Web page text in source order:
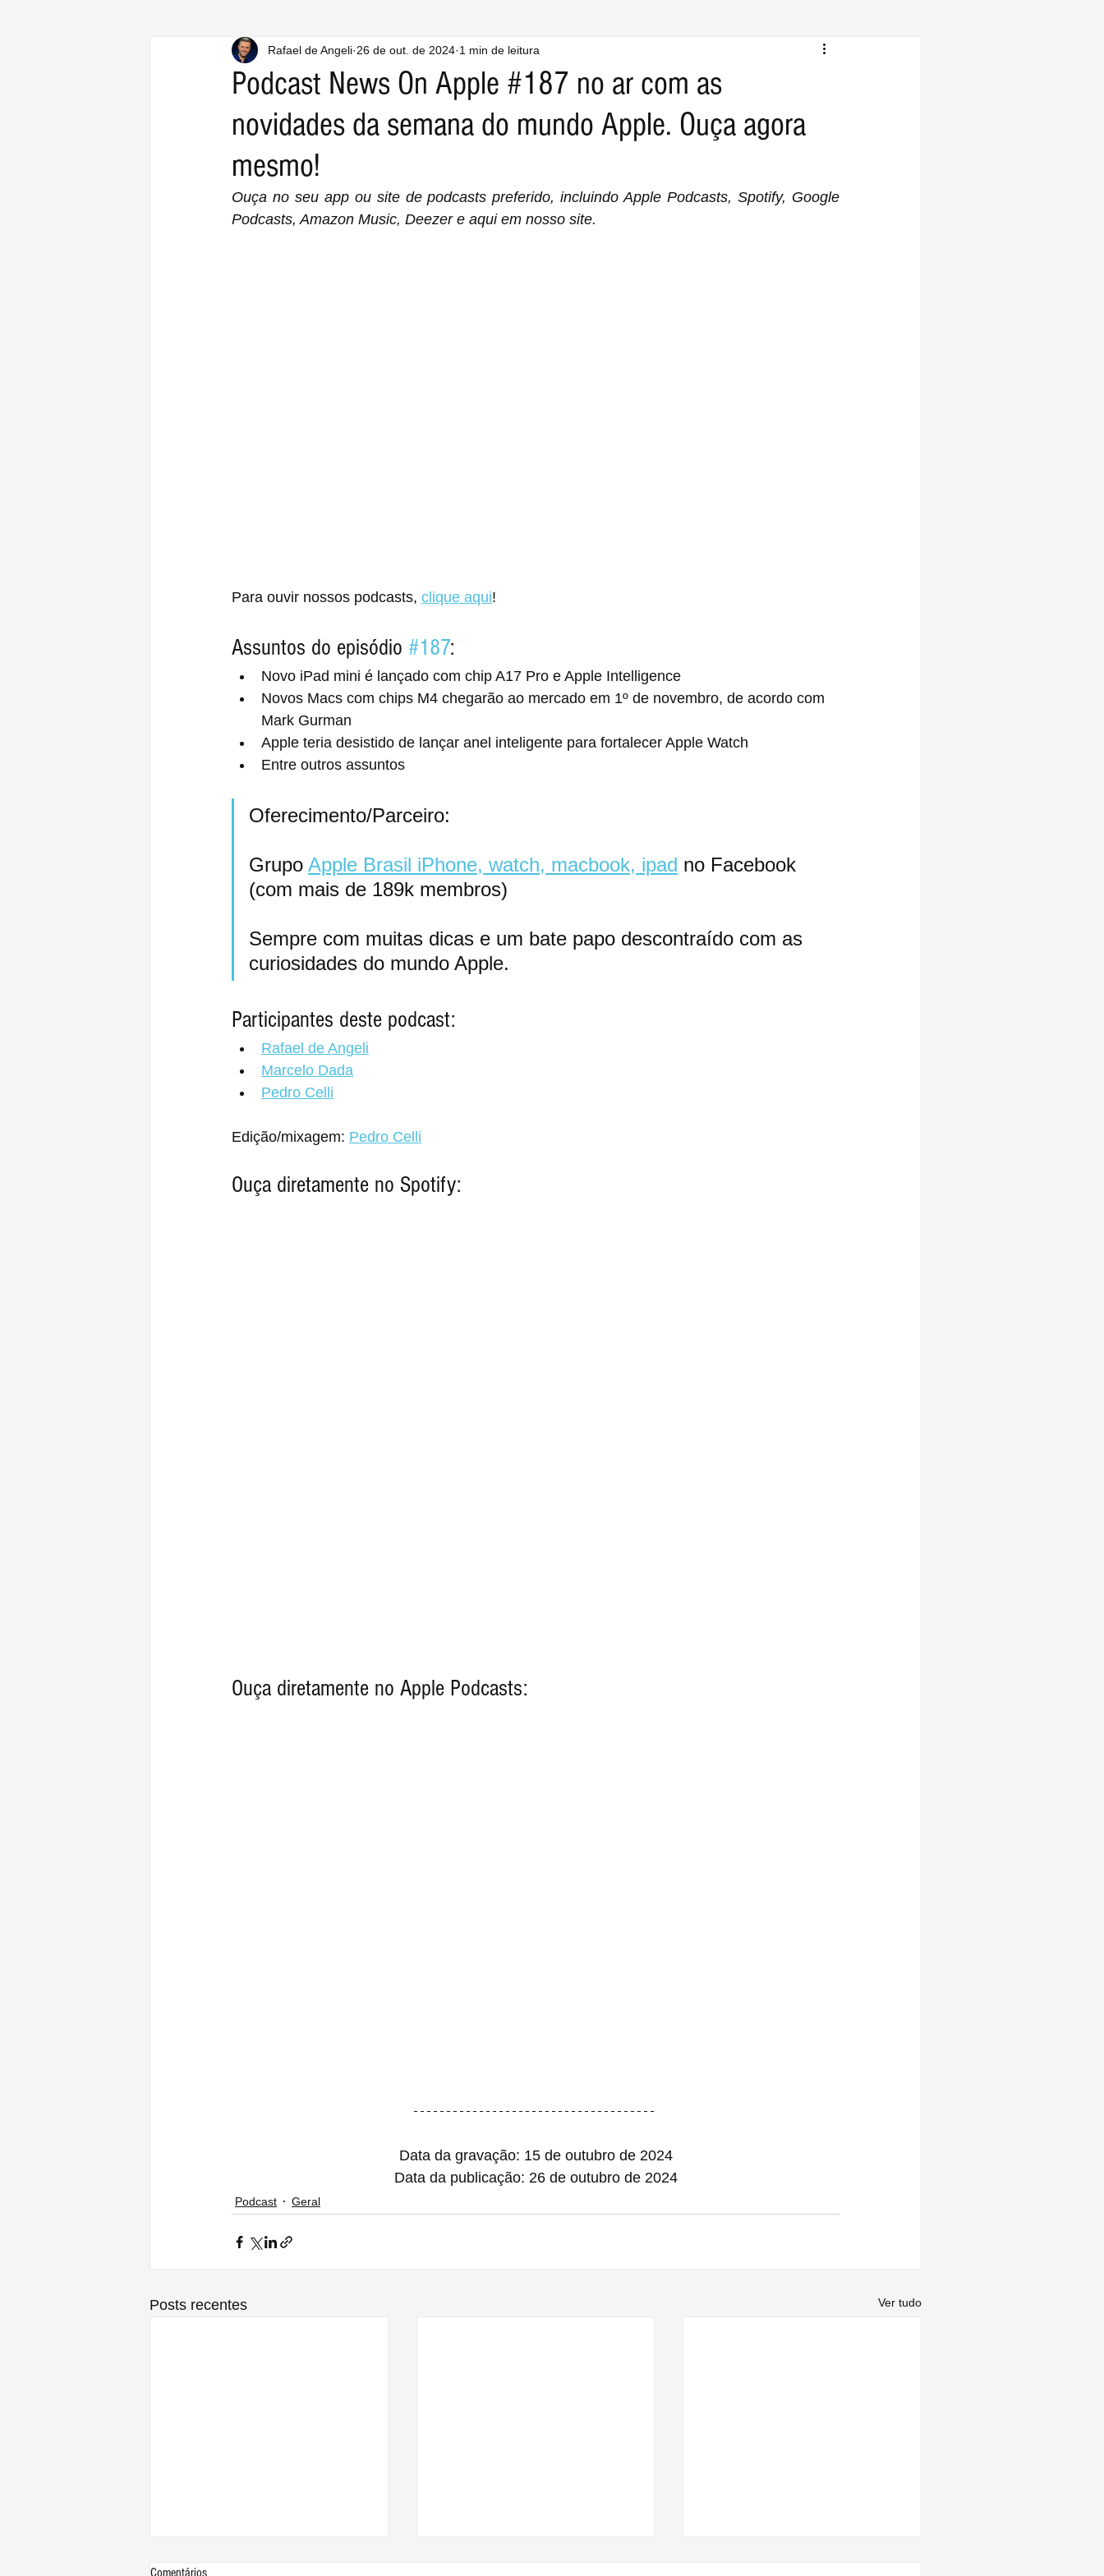
Podcast News On Apple #187 no ar com as
novidades da semana do mundo Apple. Ouça agora
mesmo!
Rafael de Angeli 26 de out. de 2024 1 min de leitura
Ouça no seu app ou site de podcasts preferido, incluindo Apple Podcasts, Spotify, Google
Podcasts, Amazon Music, Deezer e aqui em nosso site.
Para ouvir nossos podcasts, clique aqui!
Assuntos do episódio #187:
Novo iPad mini é lançado com chip A17 Pro e Apple Intelligence
Novos Macs com chips M4 chegarão ao mercado em 1º de novembro, de acordo com
Mark Gurman
Apple teria desistido de lançar anel inteligente para fortalecer Apple Watch
Entre outros assuntos
Oferecimento/Parceiro:
Grupo Apple Brasil iPhone, watch, macbook, ipad no Facebook
(com mais de 189k membros)
Sempre com muitas dicas e um bate papo descontraído com as
curiosidades do mundo Apple.
Participantes deste podcast:
Rafael de Angeli
Marcelo Dada
Pedro Celli
Edição/mixagem: Pedro Celli
Ouça diretamente no Spotify:
Ouça diretamente no Apple Podcasts:
Data da gravação: 15 de outubro de 2024
Data da publicação: 26 de outubro de 2024
Podcast Geral
Posts recentes Ver tudo
Comentários